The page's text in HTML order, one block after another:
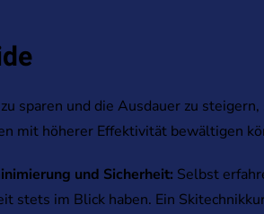
sparen und die Ausdauer zu
mit höherer Effektivität bewältigen
und Sicherheit: Selbst
stets im Blick haben. Ein